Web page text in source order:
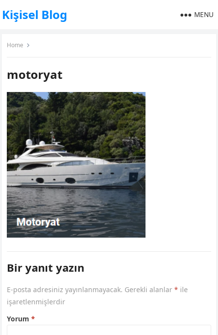
Kişisel Blog MENU
Home
motoryat
Bir yanıt yazın
E-posta adresiniz yayınlanmayacak. Gerekli alanlar* ile
işaretlenmişlerdir
Yorum*